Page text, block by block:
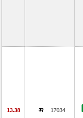
13.38 17034